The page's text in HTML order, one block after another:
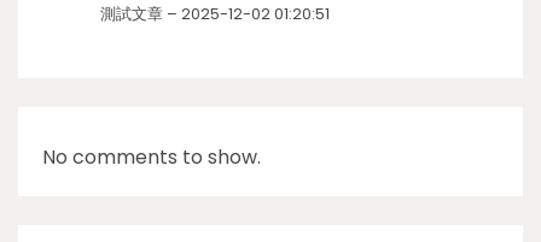
測試文章 – 2025-12-02 01:20:51
No comments to show.